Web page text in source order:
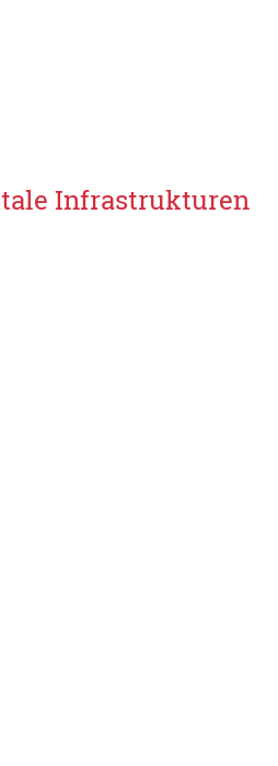
Infrastrukturen